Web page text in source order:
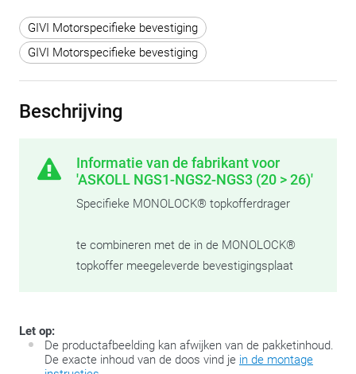
GIVI Motorspecifieke bevestiging
GIVI Motorspecifieke bevestiging
Beschrijving
Informatie van de fabrikant voor
'ASKOLL NGS1-NGS2-NGS3 (20 > 26)'
Specifieke MONOLOCK® topkofferdrager
te combineren met de in de MONOLOCK®
topkoffer meegeleverde bevestigingsplaat
Let op:
De productafbeelding kan afwijken van de pakketinhoud.
De exacte inhoud van de doos vind je in de montage